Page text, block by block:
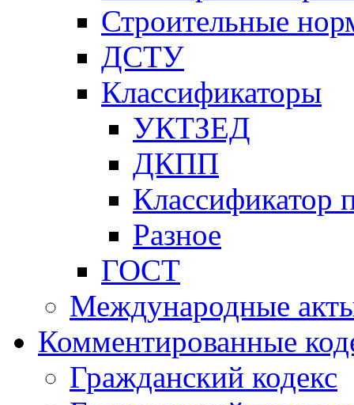
Строительные
ДСТУ
Классификаторы
УКТЗЕД
ДКПП
Классификатор
Разное
ГОСТ
Международные
Комментированные
Гражданский кодекс